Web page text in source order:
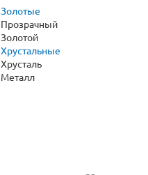
Золотые
Прозрачный
Золотой
Хрустальные
Хрусталь
Металл